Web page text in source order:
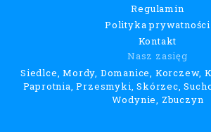
Regulamin
Polityka prywatności
Kontakt
Nasz zasięg
Siedlce, Mordy, Domanice, Korczew,
Paprotnia, Przesmyki, Skórzec,
Wodynie, Zbuczyn